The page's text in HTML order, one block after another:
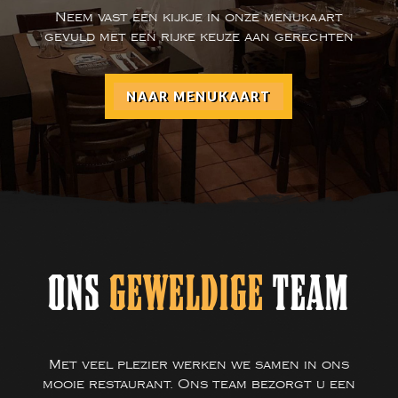
Neem vast een kijkje in onze menukaart
gevuld met een rijke keuze aan gerechten
NAAR MENUKAART
ONS GEWELDIGETEAM
Met veel plezier werken we samen in ons
mooie restaurant. Ons team bezorgt u een